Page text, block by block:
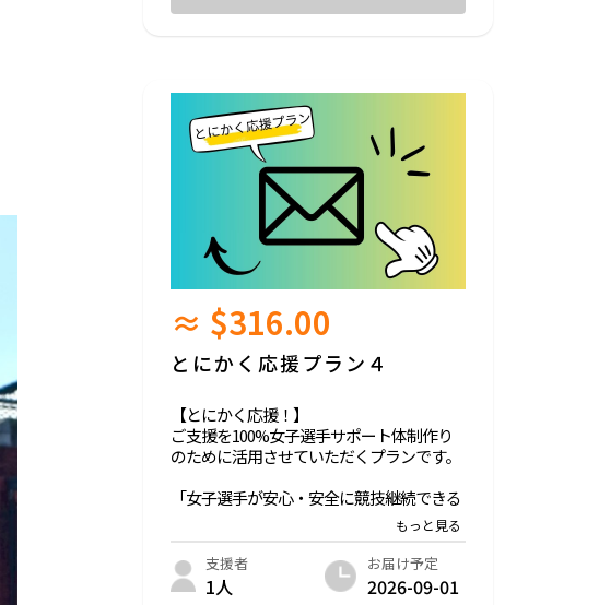
≈ $316.00
とにかく応援プラン４
【とにかく応援！】
ご支援を100%女子選手サポート体制作り
のために活用させていただくプランです。
「女子選手が安心・安全に競技継続できる
サポート体制」の未来に共感していただい
た
ご支援者お一人お一人にお礼のメールをお
送りさせていただきます。
支援者
1人
お届け予定
2026-09-01